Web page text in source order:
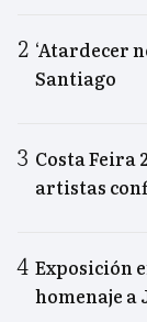
‘Atardecer
Santiago
Costa Feira
artistas
Exposición
homenaje a